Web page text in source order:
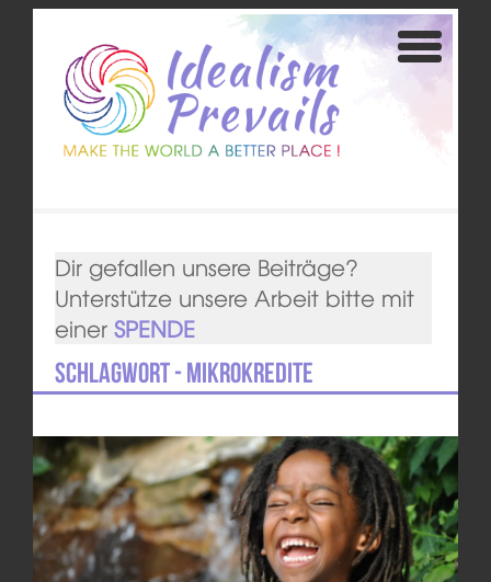
Dir gefallen unsere Beiträge?
Unterstütze unsere Arbeit bitte mit
einer SPENDE
Schlagwort - Mikrokredite